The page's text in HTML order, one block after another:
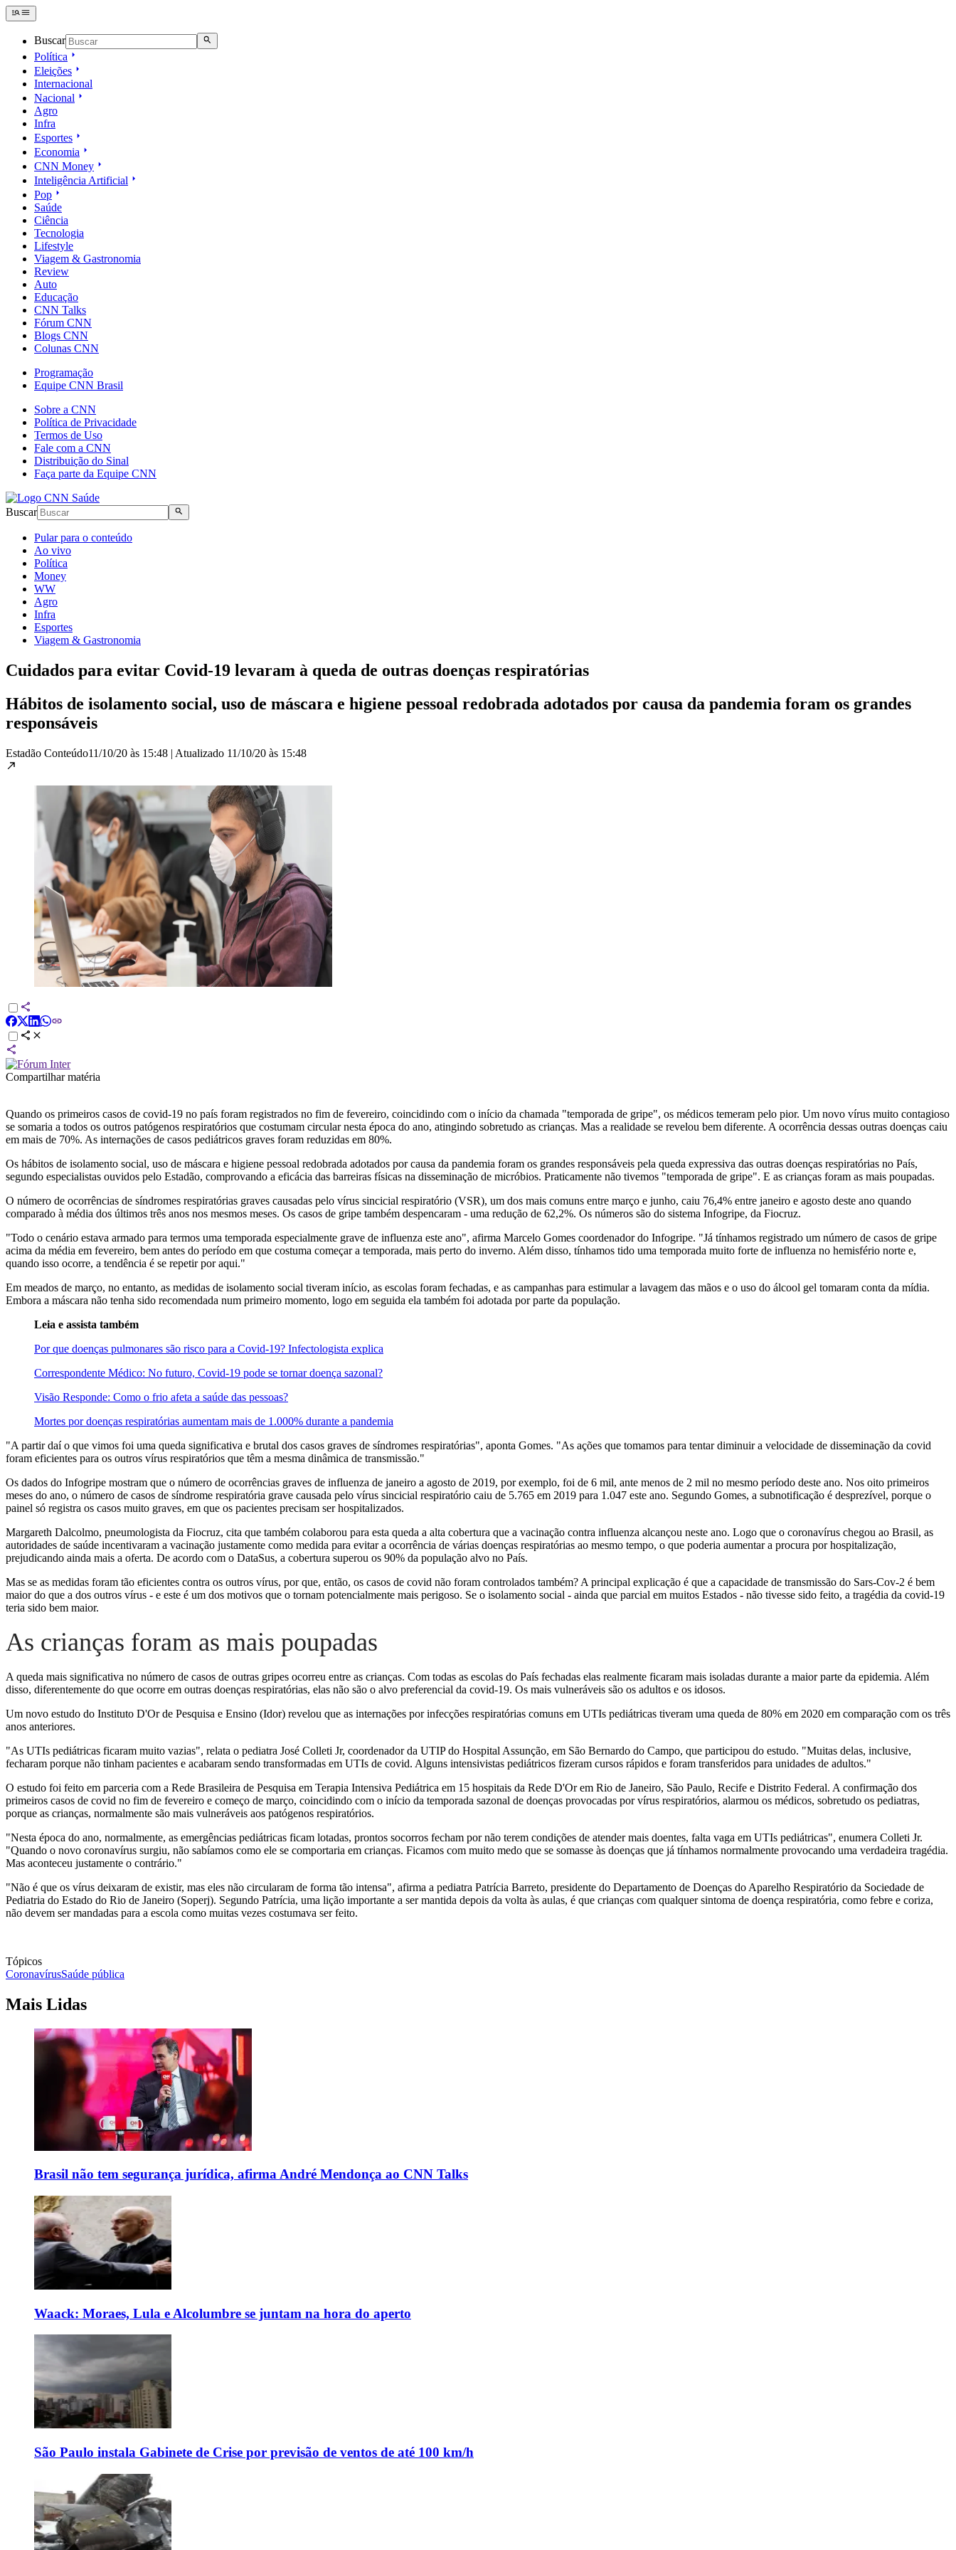
Buscar
Política
Eleições
Internacional
Nacional
Agro
Infra
Esportes
Economia
CNN Money
Inteligência Artificial
Pop
Saúde
Ciência
Tecnologia
Lifestyle
Viagem & Gastronomia
Review
Auto
Educação
CNN Talks
Fórum CNN
Blogs CNN
Colunas CNN
Programação
Equipe CNN Brasil
Sobre a CNN
Política de Privacidade
Termos de Uso
Fale com a CNN
Distribuição do Sinal
Faça parte da Equipe CNN
Buscar
Pular para o conteúdo
Ao vivo
Política
Money
WW
Agro
Infra
Esportes
Viagem & Gastronomia
Cuidados para evitar Covid-19 levaram à queda de outras doenças respiratórias
Hábitos de isolamento social, uso de máscara e higiene pessoal redobrada adotados por causa da pandemia foram os grandes
responsáveis
Estadão Conteúdo11/10/20 às 15:48 | Atualizado 11/10/20 às 15:48
Compartilhar matéria
Quando os primeiros casos de covid-19 no país foram registrados no fim de fevereiro, coincidindo com o início da chamada "temporada de gripe", os médicos temeram pelo pior. Um novo vírus muito contagioso
se somaria a todos os outros patógenos respiratórios que costumam circular nesta época do ano, atingindo sobretudo as crianças. Mas a realidade se revelou bem diferente. A ocorrência dessas outras doenças caiu
em mais de 70%. As internações de casos pediátricos graves foram reduzidas em 80%.
Os hábitos de isolamento social, uso de máscara e higiene pessoal redobrada adotados por causa da pandemia foram os grandes responsáveis pela queda expressiva das outras doenças respiratórias no País,
segundo especialistas ouvidos pelo Estadão, comprovando a eficácia das barreiras físicas na disseminação de micróbios. Praticamente não tivemos "temporada de gripe". E as crianças foram as mais poupadas.
O número de ocorrências de síndromes respiratórias graves causadas pelo vírus sincicial respiratório (VSR), um dos mais comuns entre março e junho, caiu 76,4% entre janeiro e agosto deste ano quando
comparado à média dos últimos três anos nos mesmos meses. Os casos de gripe também despencaram - uma redução de 62,2%. Os números são do sistema Infogripe, da Fiocruz.
"Todo o cenário estava armado para termos uma temporada especialmente grave de influenza este ano", afirma Marcelo Gomes coordenador do Infogripe. "Já tínhamos registrado um número de casos de gripe
acima da média em fevereiro, bem antes do período em que costuma começar a temporada, mais perto do inverno. Além disso, tínhamos tido uma temporada muito forte de influenza no hemisfério norte e,
quando isso ocorre, a tendência é se repetir por aqui."
Em meados de março, no entanto, as medidas de isolamento social tiveram início, as escolas foram fechadas, e as campanhas para estimular a lavagem das mãos e o uso do álcool gel tomaram conta da mídia.
Embora a máscara não tenha sido recomendada num primeiro momento, logo em seguida ela também foi adotada por parte da população.
Leia e assista também
Por que doenças pulmonares são risco para a Covid-19? Infectologista explica
Correspondente Médico: No futuro, Covid-19 pode se tornar doença sazonal?
Visão Responde: Como o frio afeta a saúde das pessoas?
Mortes por doenças respiratórias aumentam mais de 1.000% durante a pandemia
"A partir daí o que vimos foi uma queda significativa e brutal dos casos graves de síndromes respiratórias", aponta Gomes. "As ações que tomamos para tentar diminuir a velocidade de disseminação da covid
foram eficientes para os outros vírus respiratórios que têm a mesma dinâmica de transmissão."
Os dados do Infogripe mostram que o número de ocorrências graves de influenza de janeiro a agosto de 2019, por exemplo, foi de 6 mil, ante menos de 2 mil no mesmo período deste ano. Nos oito primeiros
meses do ano, o número de casos de síndrome respiratória grave causada pelo vírus sincicial respiratório caiu de 5.765 em 2019 para 1.047 este ano. Segundo Gomes, a subnotificação é desprezível, porque o
painel só registra os casos muito graves, em que os pacientes precisam ser hospitalizados.
Margareth Dalcolmo, pneumologista da Fiocruz, cita que também colaborou para esta queda a alta cobertura que a vacinação contra influenza alcançou neste ano. Logo que o coronavírus chegou ao Brasil, as
autoridades de saúde incentivaram a vacinação justamente como medida para evitar a ocorrência de várias doenças respiratórias ao mesmo tempo, o que poderia aumentar a procura por hospitalização,
prejudicando ainda mais a oferta. De acordo com o DataSus, a cobertura superou os 90% da população alvo no País.
Mas se as medidas foram tão eficientes contra os outros vírus, por que, então, os casos de covid não foram controlados também? A principal explicação é que a capacidade de transmissão do Sars-Cov-2 é bem
maior do que a dos outros vírus - e este é um dos motivos que o tornam potencialmente mais perigoso. Se o isolamento social - ainda que parcial em muitos Estados - não tivesse sido feito, a tragédia da covid-19
teria sido bem maior.
As crianças foram as mais poupadas
A queda mais significativa no número de casos de outras gripes ocorreu entre as crianças. Com todas as escolas do País fechadas elas realmente ficaram mais isoladas durante a maior parte da epidemia. Além
disso, diferentemente do que ocorre em outras doenças respiratórias, elas não são o alvo preferencial da covid-19. Os mais vulneráveis são os adultos e os idosos.
Um novo estudo do Instituto D'Or de Pesquisa e Ensino (Idor) revelou que as internações por infecções respiratórias comuns em UTIs pediátricas tiveram uma queda de 80% em 2020 em comparação com os três
anos anteriores.
"As UTIs pediátricas ficaram muito vazias", relata o pediatra José Colleti Jr, coordenador da UTIP do Hospital Assunção, em São Bernardo do Campo, que participou do estudo. "Muitas delas, inclusive,
fecharam porque não tinham pacientes e acabaram sendo transformadas em UTIs de covid. Alguns intensivistas pediátricos fizeram cursos rápidos e foram transferidos para unidades de adultos."
O estudo foi feito em parceria com a Rede Brasileira de Pesquisa em Terapia Intensiva Pediátrica em 15 hospitais da Rede D'Or em Rio de Janeiro, São Paulo, Recife e Distrito Federal. A confirmação dos
primeiros casos de covid no fim de fevereiro e começo de março, coincidindo com o início da temporada sazonal de doenças provocadas por vírus respiratórios, alarmou os médicos, sobretudo os pediatras,
porque as crianças, normalmente são mais vulneráveis aos patógenos respiratórios.
"Nesta época do ano, normalmente, as emergências pediátricas ficam lotadas, prontos socorros fecham por não terem condições de atender mais doentes, falta vaga em UTIs pediátricas", enumera Colleti Jr.
"Quando o novo coronavírus surgiu, não sabíamos como ele se comportaria em crianças. Ficamos com muito medo que se somasse às doenças que já tínhamos normalmente provocando uma verdadeira tragédia.
Mas aconteceu justamente o contrário."
"Não é que os vírus deixaram de existir, mas eles não circularam de forma tão intensa", afirma a pediatra Patrícia Barreto, presidente do Departamento de Doenças do Aparelho Respiratório da Sociedade de
Pediatria do Estado do Rio de Janeiro (Soperj). Segundo Patrícia, uma lição importante a ser mantida depois da volta às aulas, é que crianças com qualquer sintoma de doença respiratória, como febre e coriza,
não devem ser mandadas para a escola como muitas vezes costumava ser feito.
Tópicos
CoronavírusSaúde pública
Mais Lidas
Brasil não tem segurança jurídica, afirma André Mendonça ao CNN Talks
Waack: Moraes, Lula e Alcolumbre se juntam na hora do aperto
São Paulo instala Gabinete de Crise por previsão de ventos de até 100 km/h